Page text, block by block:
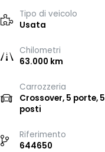
Tipo di veicolo
Usata
Chilometri
63.000 km
Carrozzeria
Crossover, 5 porte, 5
posti
Riferimento
644650